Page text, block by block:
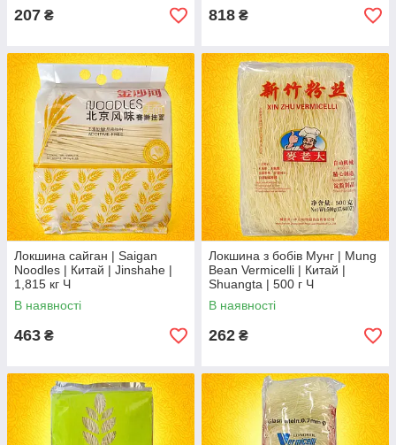
207 ₴ 818 ₴
Локшина сайган | Saigan
Noodles | Китай | Jinshahe |
1,815 кг Ч
В наявності
463 ₴
Локшина з бобів Мунг | Mung
Bean Vermicelli | Китай |
Shuangta | 500 г Ч
В наявності
262 ₴